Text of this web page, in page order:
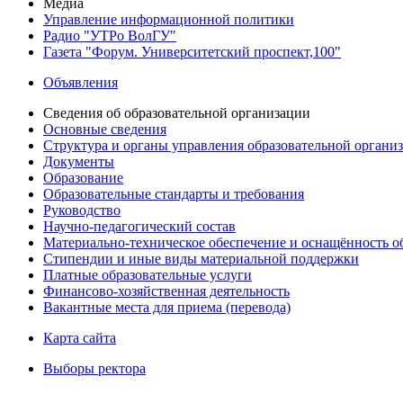
Медиа
Управление информационной политики
Радио "УТРо ВолГУ"
Газета "Форум. Университетский проспект,100"
Объявления
Сведения об образовательной организации
Основные сведения
Структура и органы управления образовательной
Документы
Образование
Образовательные стандарты и требования
Руководство
Научно-педагогический состав
Материально-техническое обеспечение и оснащённость
Стипендии и иные виды материальной поддержки
Платные образовательные услуги
Финансово-хозяйственная деятельность
Вакантные места для приема (перевода)
Карта сайта
Выборы ректора